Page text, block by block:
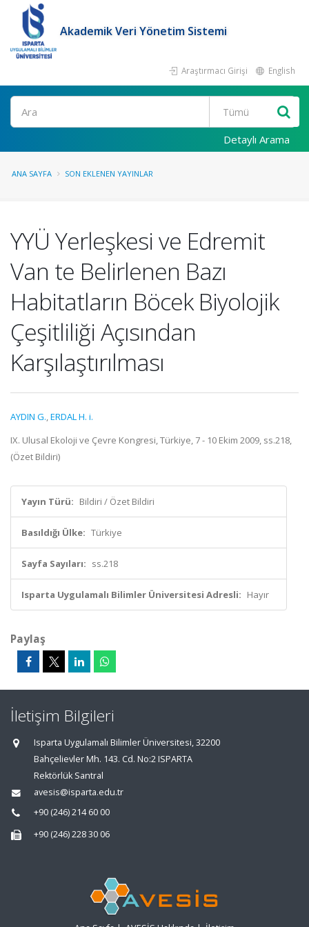
Akademik Veri Yönetim Sistemi
Araştırmacı Girişi English
Ara
Detaylı Arama
ANA SAYFA SON EKLENEN YAYINLAR
YYÜ Yerleşkesi ve Edremit
Van te Belirlenen Bazı
Habitatların Böcek Biyolojik
Çeşitliliği Açısından
Karşılaştırılması
AYDIN G.,ERDAL H. i.
IX. Ulusal Ekoloji ve Çevre Kongresi, Türkiye, 7 - 10 Ekim 2009, ss.218,
(Özet Bildiri)
Yayın Türü: Bildiri / Özet Bildiri
Basıldığı Ülke: Türkiye
Sayfa Sayıları: ss.218
Isparta Uygulamalı Bilimler Üniversitesi Adresli: Hayır
Paylaş
İletişim Bilgileri
Isparta Uygulamalı Bilimler Üniversitesi, 32200
Bahçelievler Mh. 143. Cd. No:2 ISPARTA
Rektörlük Santral
avesis@isparta.edu.tr
+90 (246) 214 60 00
+90 (246) 228 30 06